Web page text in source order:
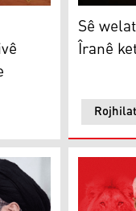
li deverê
Sê
Sê
Îranê